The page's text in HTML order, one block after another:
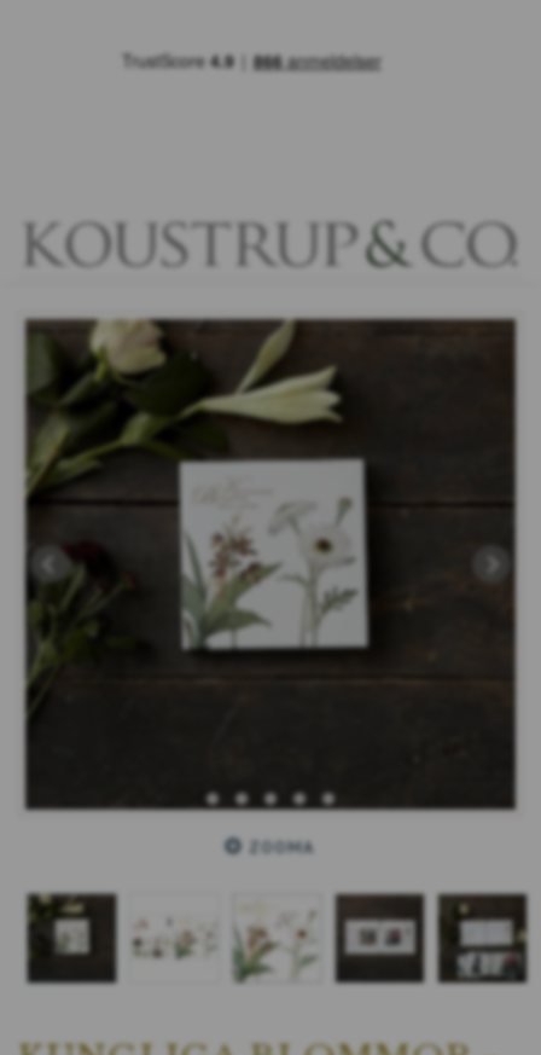
ZOOMA